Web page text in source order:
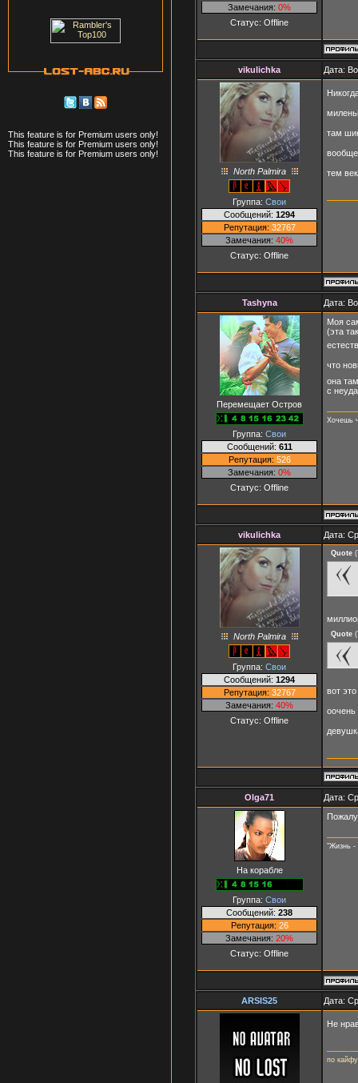
This feature is for Premium users only!
This feature is for Premium users only!
This feature is for Premium users only!
Замечания: 0%
Статус: Offline
vikulichka Дата:
North Palmira
Группа: Свои
Сообщений: 1294
Репутация: 32767
Замечания: 40%
Статус: Offline
там
вообще
тем
Tashyna Дата:
Перемещает Остров
Группа: Свои
Сообщений: 611
Репутация: 526
Замечания: 0%
Статус: Offline
Моя
(эта
что
она
с
Хочешь
vikulichka Дата:
North Palmira
Группа: Свои
Сообщений: 1294
Репутация: 32767
Замечания: 40%
Статус: Offline
Quote (
Quote (
вот
Olga71 Дата:
На корабле
Группа: Свои
Сообщений: 238
Репутация: 26
Замечания: 20%
Статус: Offline
"Жизнь -
ARSIS25 Дата:
Не
по кайфу